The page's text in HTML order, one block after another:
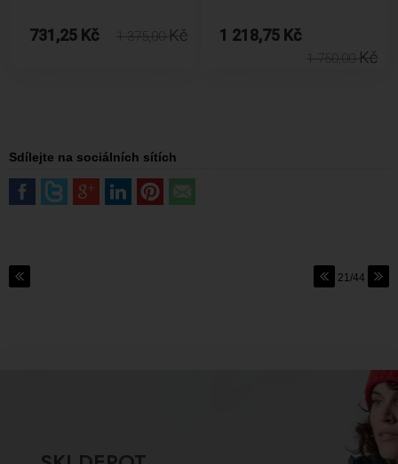
731,25 Kč 1 375,00Kč 1 218,75 Kč
1 750,00Kč
Sdílejte na sociálních sítích
21/44